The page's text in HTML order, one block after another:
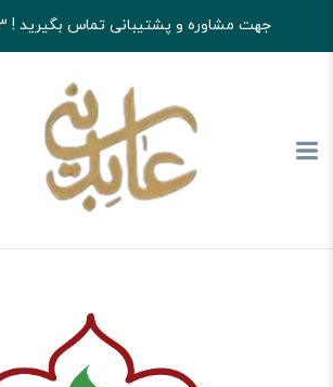
جهت مشاوره و پشتیبانی تماس بگیرید ! 03537249913
آجیل و خشکبار عابدینی تنقلات نبات و آبنبات